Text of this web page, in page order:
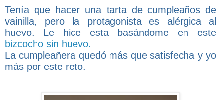
Tenía que hacer una tarta de cumpleaños de
vainilla, pero la protagonista es alérgica al
huevo. Le hice esta basándome en este
bizcocho sin huevo.
La cumpleañera quedó más que satisfecha y yo
más por este reto.